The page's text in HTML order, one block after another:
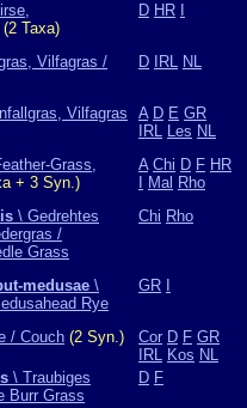
(2 Taxa)
D HR
Vilfagras /
D IRL NL
Vilfagras
A D E GR
IRL Les NL
Grass,
+ 3 Syn.)
A Chi D F HR
Mal Rho
\ Gedrehtes
/
Grass
Chi Rho
medusae \
Rye
GR
/ Couch (2 Syn.) Cor D F GR
IRL Kos NL
\ Traubiges
Burr Grass
D F